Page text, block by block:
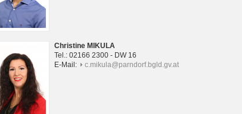
Christine MIKULA
Tel.: 02166 2300 - DW 16
E-Mail:
c.mikula@parndorf.bgld.gv.at